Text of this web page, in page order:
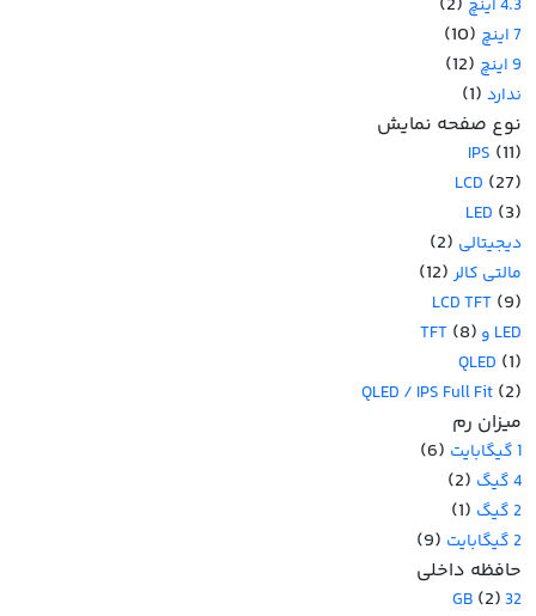
4.3 اینچ
7 اینچ (10)
9 اینچ (12)
ندارد (1)
نوع صفحه نمایش
IPS (11)
LCD (27)
LED (3)
دیجیتالی (2)
مالتی کالر (12)
LCD TFT (9)
LED و TFT (8)
QLED (1)
QLED / IPS Full Fit (2)
میزان رم
1 گیگابایت (6)
4 گیگ (2)
2 گیگ (1)
2 گیگابایت
(9)
حافظه داخلی
32 GB
(2)